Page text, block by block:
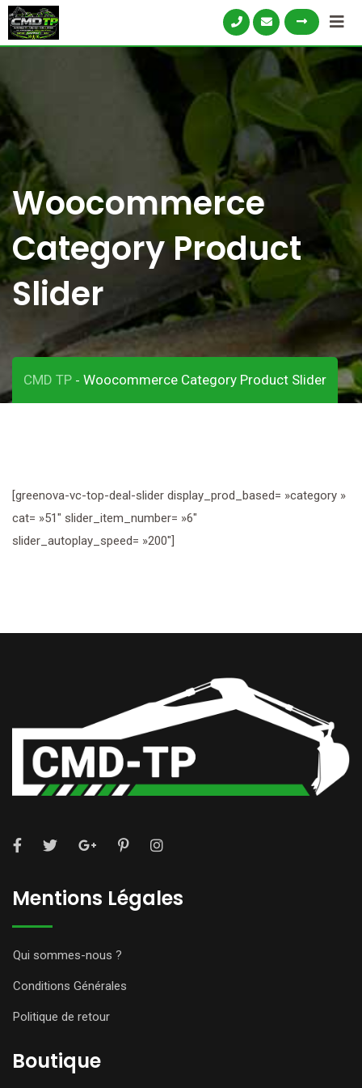
Skip
Woocommerce
Category Product
Slider
CMD TP - Woocommerce Category Product Slider
[greenova-vc-top-deal-slider display_prod_based= »category »
cat= »51″ slider_item_number= »6″
slider_autoplay_speed= »200″]
Mentions Légales
Qui sommes-nous ?
Conditions Générales
Politique de retour
Boutique